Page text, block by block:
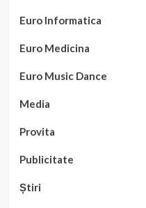
Euro Informatica
Euro Medicina
Euro Music Dance
Media
Provita
Publicitate
Știri